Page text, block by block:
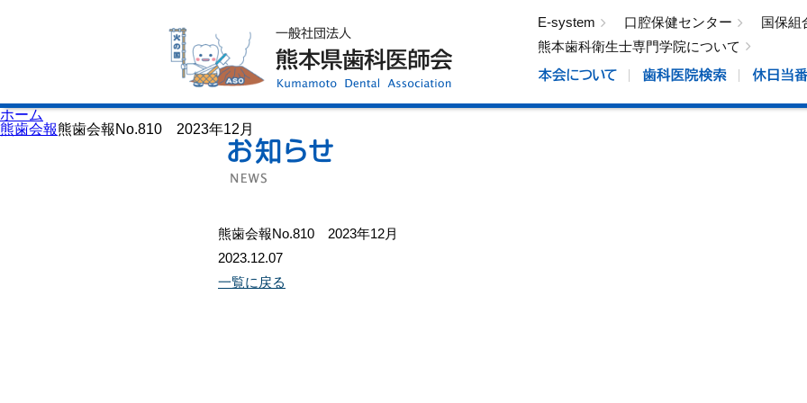
E-system 口腔保健センター
国保組
熊本歯科衛生士専門学院について
ホーム
熊歯会報熊歯会報No.810 2023年12月
熊歯会報No.810 2023年12月
2023.12.07
一覧に戻る
歯科医院検索
休日当番医
イベント案内
歯の豆知識
口腔保健センター
国保組合からのお知らせ
熊本歯科衛生士専門学院
会員専用ページ
プライバシーポリシー
サイトマップ